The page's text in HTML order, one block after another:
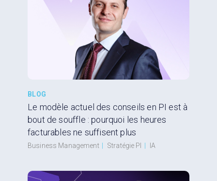
BLOG
Le modèle actuel des conseils en PI est à
bout de souffle : pourquoi les heures
facturables ne suffisent plus
Business Management Stratégie PI IA